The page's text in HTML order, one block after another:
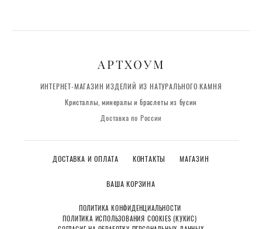
АРТХОУМ
ИНТЕРНЕТ-МАГАЗИН ИЗДЕЛИЙ ИЗ НАТУРАЛЬНОГО КАМНЯ
Кристаллы, минералы и браслеты из бусин
Доставка по России
ДОСТАВКА И ОПЛАТА КОНТАКТЫ МАГАЗИН
ВАША КОРЗИНА
ПОЛИТИКА КОНФИДЕНЦИАЛЬНОСТИ
ПОЛИТИКА ИСПОЛЬЗОВАНИЯ COOKIES (КУКИС)